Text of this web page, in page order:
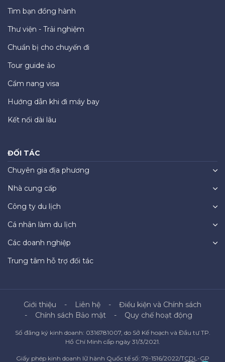
Tìm bạn đồng hành
Thư viện - Trải nghiệm
Chuẩn bị cho chuyến đi
Tour guide ảo
Cẩm nang visa
Hướng dẫn khi đi máy bay
Kết nối dài lâu
ĐỐI TÁC
Chuyên gia địa phương
Nhà cung cấp
Công ty du lịch
Cá nhân làm du lịch
Các doanh nghiệp
Trung tâm hỗ trợ đối tác
Giới thiệu Liên hệ
Điều kiện và Chính sách
Chính sách Bảo mật
Quy chế hoạt động
Số đăng ký kinh doanh: 0316781007, do Sở Kế hoạch và Đầu tư TP.
Hồ Chí Minh cấp ngày 31/3/2021.
Giấy phép kinh doanh lữ hành Quốc tế số: 79-1516/2022/TCDL-GP